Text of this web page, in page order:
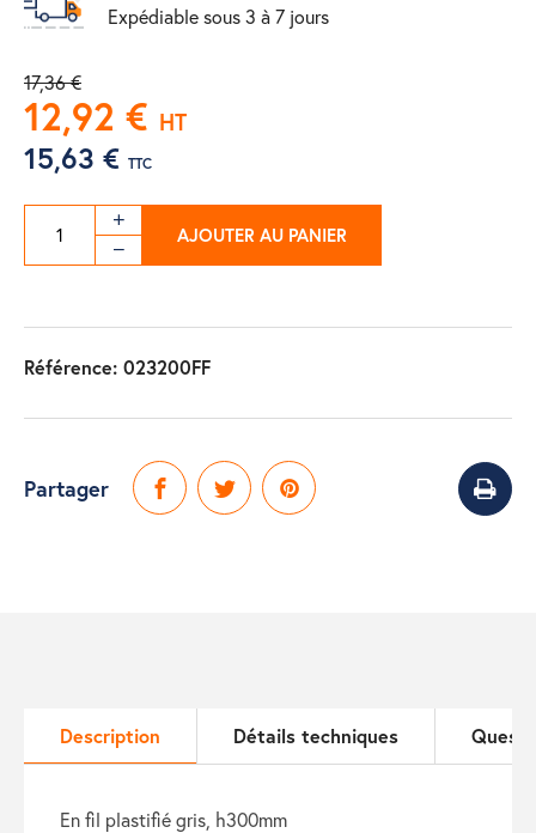
Expédiable sous 3 à 7 jours
17,36 €
12,92 € HT
15,63 € TTC
AJOUTER AU PANIER
Référence: 023200FF
Partager
Description Détails techniques
en fil plastifié gris, h300mm